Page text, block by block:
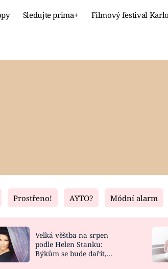
Sledujte prima+ Filmový festival
Living
DESIGN
Prostřeno! AYTO? Módní alarm
Velká věštba na srpen
podle Helen Stanku:
Býkům se bude dařit,